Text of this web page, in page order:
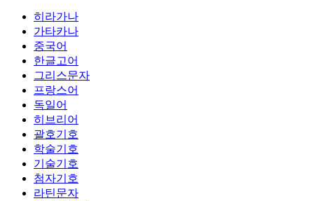
히라가나
가타카나
중국어
한글고어
그리스문자
프랑스어
독일어
히브리어
괄호기호
학술기호
기술기호
첨자기호
라틴문자